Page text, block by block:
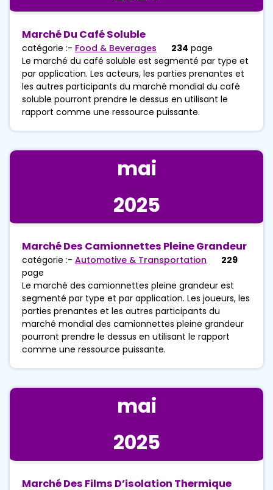
Marché Du Café Soluble
catégorie :- Food & Beverages 234 page
Le marché du café soluble est segmenté par type et
par application. Les acteurs, les parties prenantes et
les autres participants du marché mondial du café
soluble pourront prendre le dessus en utilisant le
rapport comme une ressource puissante.
mai
2025
Marché Des Camionnettes Pleine Grandeur
catégorie :- Automotive & Transportation
229
page
Le marché des camionnettes pleine grandeur est
segmenté par type et par application. Les joueurs, les
parties prenantes et les autres participants du
marché mondial des camionnettes pleine grandeur
pourront prendre le dessus en utilisant le rapport
comme une ressource puissante.
mai
2025
Marché Des Films D’isolation Thermique